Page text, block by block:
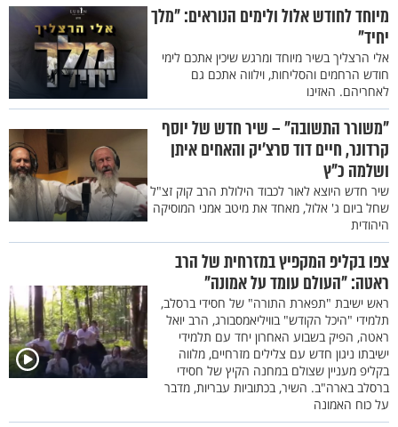
מיוחד לחודש אלול ולימים הנוראים: "מלך
יחיד"
אלי הרצליך בשיר מיוחד ומרגש שיכין אתכם לימי
חודש הרחמים והסליחות, וילווה אתכם גם
לאחריהם. האזינו
"משורר התשובה" – שיר חדש של יוסף
קרדונר, חיים דוד סרצ'יק והאחים איתן
ושלמה כ"ץ
שיר חדש היוצא לאור לכבוד הילולת הרב קוק זצ"ל
שחל ביום ג' אלול, מאחד את מיטב אמני המוסיקה
היהודית
צפו בקליפ המקפיץ במזרחית של הרב
ראטה: "העולם עומד על אמונה"
ראש ישיבת "תפארת התורה" של חסידי ברסלב,
תלמידי "היכל הקודש" בוויליאמסבורג, הרב יואל
ראטה, הפיק בשבוע האחרון יחד עם תלמידי
ישיבתו ניגון חדש עם צלילים מזרחיים, מלווה
בקליפ מעניין שצולם במחנה הקיץ של חסידי
ברסלב בארה"ב. השיר, בכתוביות עבריות, מדבר
על כוח האמונה